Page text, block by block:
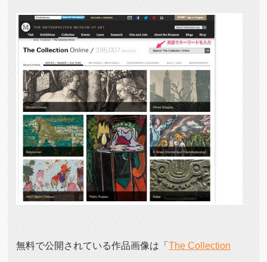
無料で公開されている作品画像は「The Collection